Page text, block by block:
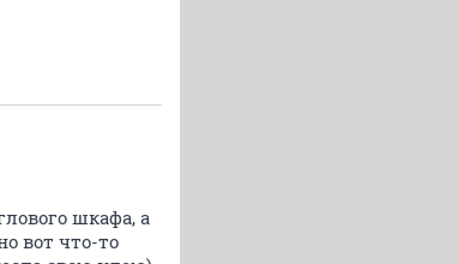
шкафа, а
вот что-то